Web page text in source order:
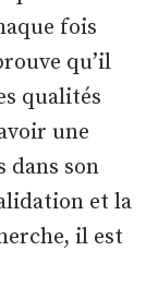
fois
qu’il
qualités
une
dans son
et la
il est